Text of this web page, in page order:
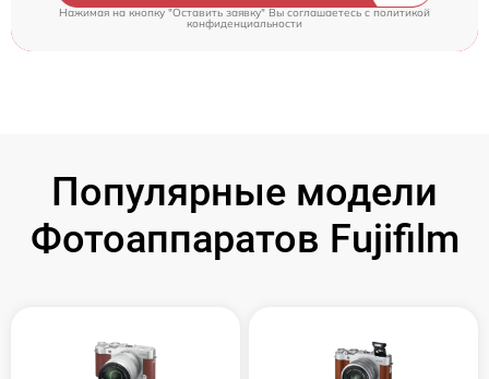
Нажимая на кнопку "Оставить заявку" Вы соглашаетесь c политикой
конфиденциальности
Популярные модели
Фотоаппаратов Fujifilm